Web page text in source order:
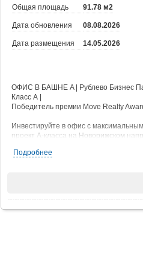
Общая площадь 91.78 м2
Дата обновления 08.08.2026
Дата размещения 14.05.2026
ОФИС В БАШНЕ A | Рублево Бизнес
Класс А |
Победитель премии Move Realty
Инвестируйте в офис с
проект А-класса на Новорижском
Преимущества объекта
Shell & Core - гибкость в
Подробнее